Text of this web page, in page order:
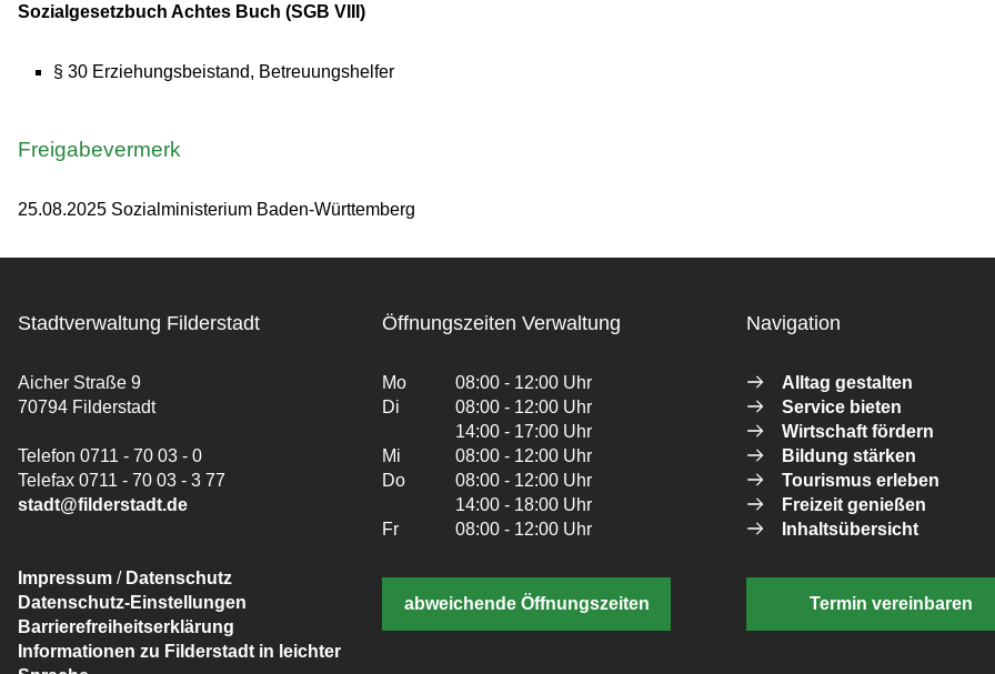
Sozialgesetzbuch Achtes Buch (SGB VIII)
§ 30 Erziehungsbeistand, Betreuungshelfer
Freigabevermerk
25.08.2025 Sozialministerium Baden-Württemberg
Stadtverwaltung Filderstadt
Aicher Straße 9
70794 Filderstadt
Telefon 0711 - 70 03 - 0
Telefax 0711 - 70 03 - 3 77
stadt@filderstadt.de
Impressum / Datenschutz
Datenschutz-Einstellungen
Barrierefreiheitserklärung
Informationen zu Filderstadt in leichter
Öffnungszeiten Verwaltung
Mo
08:00 - 12:00 Uhr
Di
08:00 - 12:00 Uhr
14:00 - 17:00 Uhr
Mi
08:00 - 12:00 Uhr
Do
08:00 - 12:00 Uhr
14:00 - 18:00 Uhr
Fr
08:00 - 12:00 Uhr
abweichende Öffnungszeiten
Navigation
Alltag gestalten
Service bieten
Wirtschaft fördern
Bildung stärken
Tourismus erleben
Freizeit genießen
Inhaltsübersicht
Termin vereinbaren